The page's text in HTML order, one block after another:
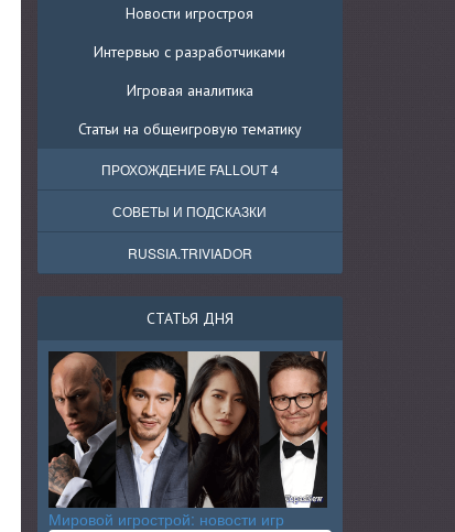
Новости игростроя
Интервью с разработчиками
Игровая аналитика
Статьи на общеигровую тематику
ПРОХОЖДЕНИЕ FALLOUT 4
СОВЕТЫ И ПОДСКАЗКИ
RUSSIA.TRIVIADOR
СТАТЬЯ ДНЯ
Мировой игрострой: новости игр